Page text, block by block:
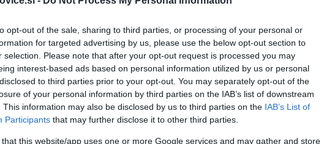
opt-out of the sale, sharing to third parties, or processing of your personal or
for targeted advertising by us, please use the below opt-out section to
selection. Please note that after your opt-out request is processed you may
interest-based ads based on personal information utilized by us or personal
to third parties prior to your opt-out. You may separately opt-out of the
of your personal information by third parties on the IAB’s list of downstream
This information may also be disclosed by us to third parties on the IAB’s List of
Participants that may further disclose it to other third parties.
that this website/app uses one or more Google services and may gather and store